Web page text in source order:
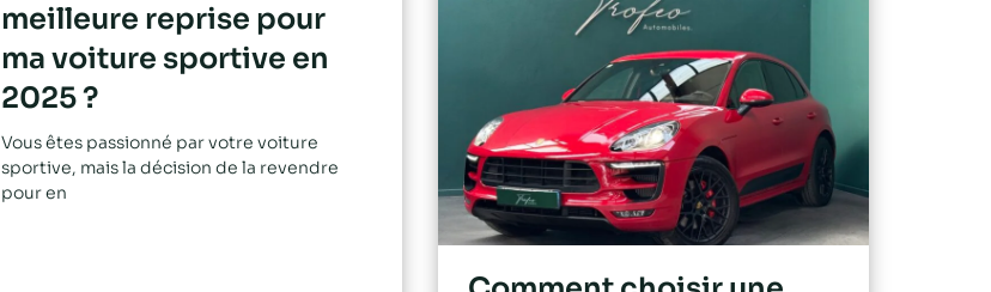
meilleure reprise pour
ma voiture sportive en
2025 ?
Vous êtes passionné par votre voiture
sportive, mais la décision de la revendre
pour en